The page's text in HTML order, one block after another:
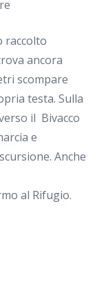
raccolto
ancora
scompare
testa. Sulla
il Bivacco
e
Anche
da sè.